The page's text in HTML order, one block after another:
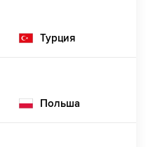
Турция
Польша